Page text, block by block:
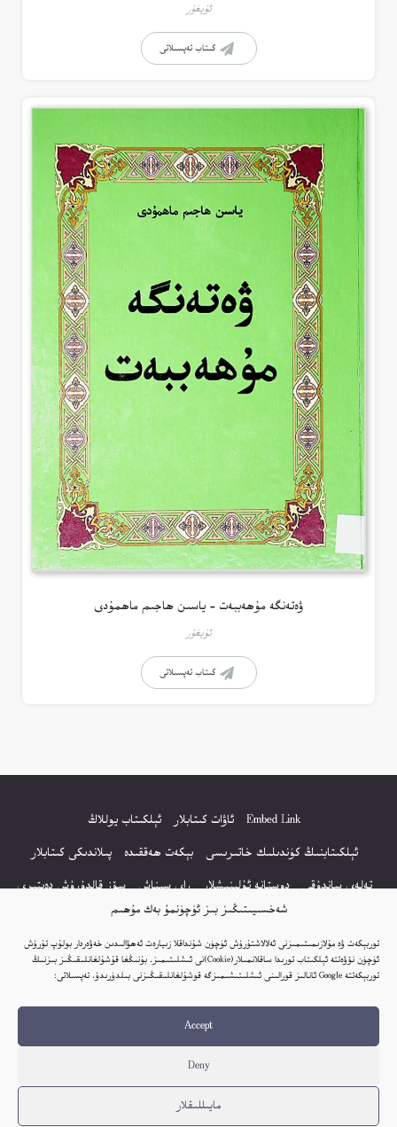
شەخسىيىتىڭىز بىز ئۈچۈنمۇ بەك مۇھىم
توربېكەت ۋە مۇلازىمىتىمىزنى ئەلالاشتۇرۇش ئۈچۈن شۇنداقلا زىيارەت ئەھۋالىدىن خەۋەردار بولۇپ تۇرۇش
ئۈچۈن نۆۋەتتە ئېلكىتاب تورىدا ساقلانمىلار(Cookie)نى ئىشلىتىمىز. بۇنىڭغا قۇشۇلغانلىقىڭىز بىزنىڭ
توربېكەتتە Google ئانالىز قورالىنى ئىشلىتىشىمىزگە قوشۇلغانلىقىڭىزنى بىلدۈرىدۇ. تەپسىلاتى:
Accept
Deny
مايىللىقلار
ئۇيغۇر
كىتاب تەپسىلاتى
ۋەتەنگە مۇھەببەت – ياسىن ھاجىم ماھمۇدى
ئۇيغۇر
كىتاب تەپسىلاتى
Embed Link ئاۋات كىتابلار
ئېلكىتاب يوللاڭ
ئېلكىتابنىڭ كۈندىلىك خاتىرىسى
بېكەت ھەققىدە
پىلاندىكى كىتابلار
تەلەي ساندۇقى
دوستانە ئۇلىنىشلار راي سىناش
سۆز قالدۇرۇش دەپتىرى
كۆپ سورالغان سۇئاللار
كىتاب تىزىملىكى
مەخپىيەتلىك باياناتى
نەشىر ھوقۇقى باياناتى
© 2017-2026 تور بېكەتنىڭ بارلىق ھوقۇقى ئېلكىتاب تورى غا مەنسۇپ.
تور بېكەت ھەققىدە تەكلىپ - پىكىر بولسا، تۆۋەندىكى ئېلخەت ئارقىلىق بېكەت